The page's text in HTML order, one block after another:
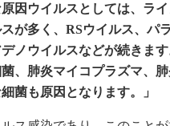
因ウイルスとしては、ラ
が多く、RSウイルス、パ
ノウイルスなどが続きま
、肺炎マイコプラズマ、
菌も原因となります。」